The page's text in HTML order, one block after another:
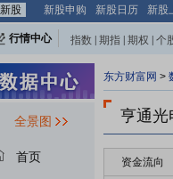
新股
新股申购 新股日历 新股
行情中心 指数 期指 期权 个
全景图
首页
东方财富网 >
亨通光
资金流向